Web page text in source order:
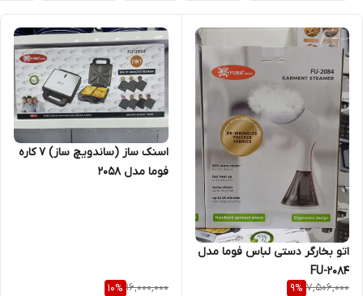
اتو بخارگر دستی لباس فوما مدل
FU-2084
7,506,000
9%
اسنک ساز (ساندویچ ساز) 7 کاره
فوما مدل 2058
16,000,000
10%